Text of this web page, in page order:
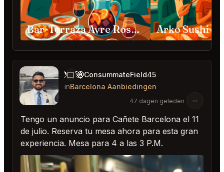
Bar-Terraza Ayre Rosellón Barcelona
🧑🏻‍🚀@ConsummateField45
inBarcelona Aanbiedingen
47 dagen geleden
Tengo un anuncio para Cañete Barcelona el 11
de julio. Reserva tu mesa ahora para esta gran
experiencia. Mesa para 4 a las 3 P.M.